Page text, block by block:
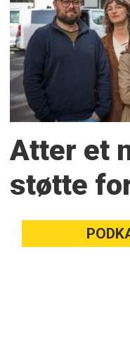
Atter et
støtte